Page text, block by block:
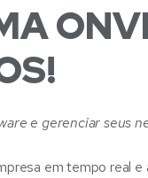
e gerenciar seus
em tempo real e